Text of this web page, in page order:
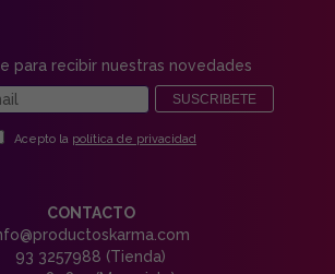
para recibir nuestras novedades
SUSCRIBETE
Acepto la política de privacidad
CONTACTO
93 3257988 (Tienda)